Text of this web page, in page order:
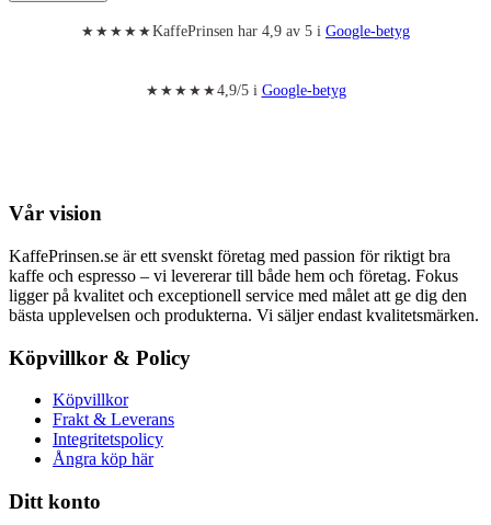
★★★★★KaffePrinsen har 4,9 av 5 i Google-betyg
★★★★★4,9/5 i Google-betyg
Vår vision
KaffePrinsen.se är ett svenskt företag med passion för riktigt bra
kaffe och espresso – vi levererar till både hem och företag. Fokus
ligger på kvalitet och exceptionell service med målet att ge dig den
bästa upplevelsen och produkterna. Vi säljer endast kvalitetsmärken.
Köpvillkor & Policy
Köpvillkor
Frakt & Leverans
Integritetspolicy
Ångra köp här
Ditt konto